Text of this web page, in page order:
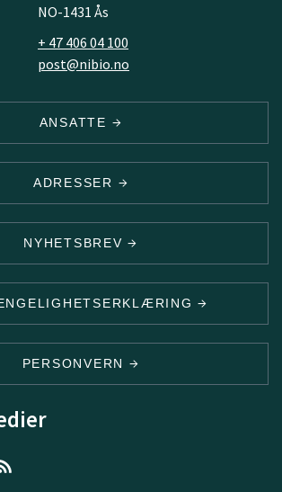
NO-1431 Ås
+ 47 406 04 100
post@nibio.no
ANSATTE
ADRESSER
NYHETSBREV
PERSONVERN